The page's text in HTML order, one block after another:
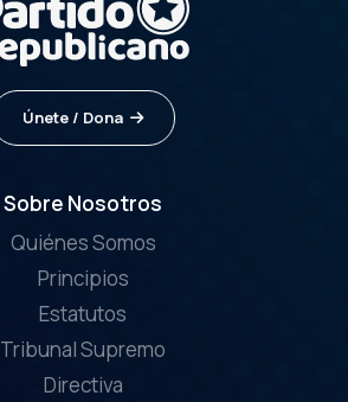
Únete / Dona
Sobre Nosotros
Quiénes Somos
Principios
Estatutos
Tribunal Supremo
Directiva